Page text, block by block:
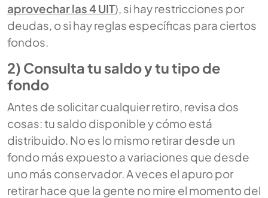
aprovechar las 4 UIT), si hay restricciones por
deudas, o si hay reglas específicas para ciertos
fondos.
2) Consulta tu saldo y tu tipo de
fondo
Antes de solicitar cualquier retiro, revisa dos
cosas: tu saldo disponible y cómo está
distribuido. No es lo mismo retirar desde un
fondo más expuesto a variaciones que desde
uno más conservador. A veces el apuro por
retirar hace que la gente no mire el momento del